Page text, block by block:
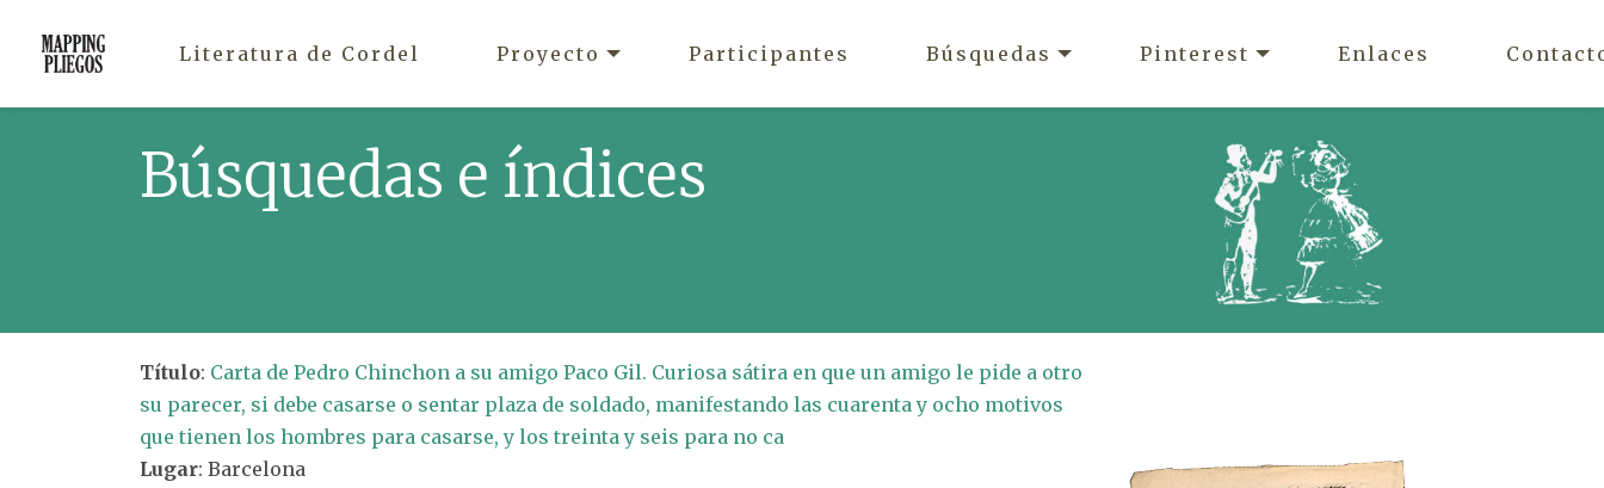
Literatura de Cordel Proyecto Participantes Búsquedas Pinterest Enlaces
Búsquedas e índices
Título: Carta de Pedro Chinchon a su amigo Paco Gil. Curiosa sátira en que un amigo le pide a otro
su parecer, si debe casarse o sentar plaza de soldado, manifestando las cuarenta y ocho motivos
que tienen los hombres para casarse, y los treinta y seis para no ca
Lugar: Barcelona